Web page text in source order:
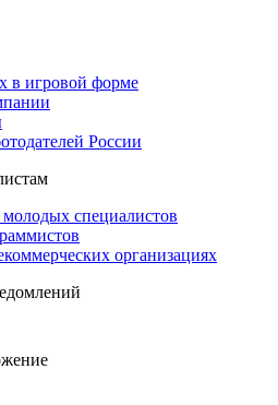
в игровой форме
России
молодых специалистов
организациях